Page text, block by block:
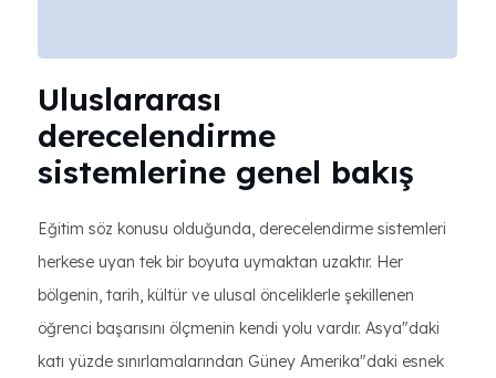
Uluslararası
derecelendirme
sistemlerine genel bakış
Eğitim söz konusu olduğunda, derecelendirme sistemleri
herkese uyan tek bir boyuta uymaktan uzaktır. Her
bölgenin, tarih, kültür ve ulusal önceliklerle şekillenen
öğrenci başarısını ölçmenin kendi yolu vardır. Asya"daki
katı yüzde sınırlamalarından Güney Amerika"daki esnek